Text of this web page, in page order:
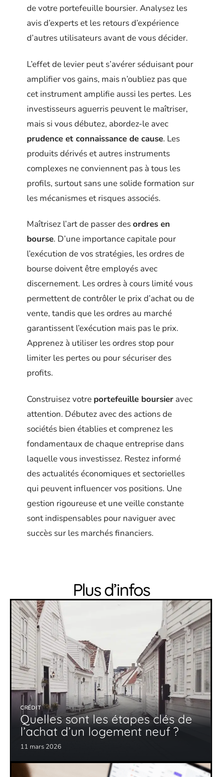
de votre portefeuille boursier. Analysez les
avis d’experts et les retours d’expérience
d’autres utilisateurs avant de vous décider.
L’effet de levier peut s’avérer séduisant pour
amplifier vos gains, mais n’oubliez pas que
cet instrument amplifie aussi les pertes. Les
investisseurs aguerris peuvent le maîtriser,
mais si vous débutez, abordez-le avec
prudence et connaissance de cause. Les
produits dérivés et autres instruments
complexes ne conviennent pas à tous les
profils, surtout sans une solide formation sur
les mécanismes et risques associés.
Maîtrisez l’art de passer desordres en
bourse. D’une importance capitale pour
l’exécution de vos stratégies, les ordres de
bourse doivent être employés avec
discernement. Les ordres à cours limité vous
permettent de contrôler le prix d’achat ou de
vente, tandis que les ordres au marché
garantissent l’exécution mais pas le prix.
Apprenez à utiliser les ordres stop pour
limiter les pertes ou pour sécuriser des
profits.
Construisez votre portefeuille boursier avec
attention. Débutez avec des actions de
sociétés bien établies et comprenez les
fondamentaux de chaque entreprise dans
laquelle vous investissez. Restez informé
des actualités économiques et sectorielles
qui peuvent influencer vos positions. Une
gestion rigoureuse et une veille constante
sont indispensables pour naviguer avec
succès sur les marchés financiers.
Plus d’infos
CRÉDIT
Quelles sont les étapes clés de
l’achat d’un logement neuf ?
11 mars 2026